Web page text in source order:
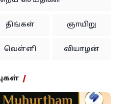
திங்கள் ஞாயிறு
வெள்ளி வியாழன்